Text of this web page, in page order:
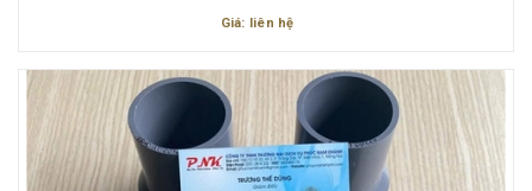
Giá: liên hệ